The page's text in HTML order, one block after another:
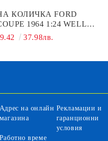
КОЛИЧКА FORD
1964 1:24 WELLY
2245137.98лв.
Адрес на онлайн
магазина
Работно време
Рекламации и
гаранционни
условия